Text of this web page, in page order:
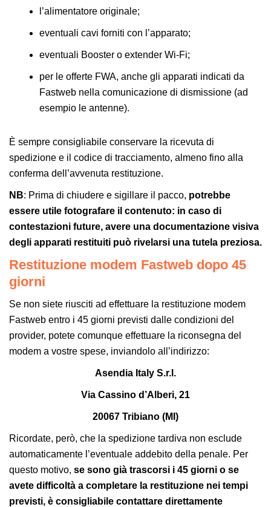
l’alimentatore originale;
eventuali cavi forniti con l’apparato;
eventuali Booster o extender Wi-Fi;
per le offerte FWA, anche gli apparati indicati da
Fastweb nella comunicazione di dismissione (ad
esempio le antenne).
È sempre consigliabile conservare la ricevuta di
spedizione e il codice di tracciamento, almeno fino alla
conferma dell’avvenuta restituzione.
NB: Prima di chiudere e sigillare il pacco, potrebbe
essere utile fotografare il contenuto: in caso di
contestazioni future, avere una documentazione visiva
degli apparati restituiti può rivelarsi una tutela preziosa.
Restituzione modem Fastweb dopo 45
giorni
Se non siete riusciti ad effettuare la restituzione modem
Fastweb entro i 45 giorni previsti dalle condizioni del
provider, potete comunque effettuare la riconsegna del
modem a vostre spese, inviandolo all’indirizzo:
Asendia Italy S.r.l.
Via Cassino d’Alberi, 21
20067 Tribiano (MI)
Ricordate, però, che la spedizione tardiva non esclude
automaticamente l’eventuale addebito della penale. Per
questo motivo, se sono già trascorsi i 45 giorni o se
avete difficoltà a completare la restituzione nei tempi
previsti, è consigliabile contattare direttamente